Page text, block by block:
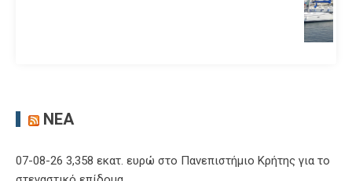
ΝΈΑ
07-08-26 3,358 εκατ. ευρώ στο Πανεπιστήμιο Κρήτης για το